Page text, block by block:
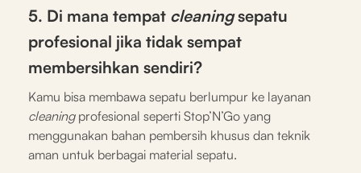
5. Di mana tempat cleaningsepatu
profesional jika tidak sempat
membersihkan sendiri?
Kamu bisa membawa sepatu berlumpur ke layanan
cleaning profesional seperti Stop’N’Go yang
menggunakan bahan pembersih khusus dan teknik
aman untuk berbagai material sepatu.